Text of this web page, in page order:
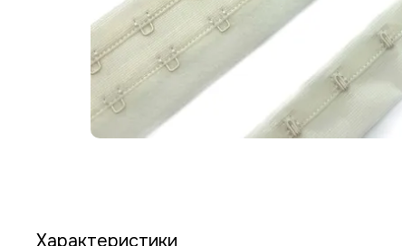
Характеристики